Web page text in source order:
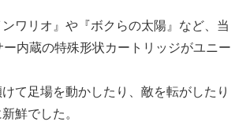
ンワリオ』や『ボクらの太陽』など、当
内蔵の特殊形状カートリッジがユニー
て足場を動かしたり、敵を転がしたり
鮮でした。